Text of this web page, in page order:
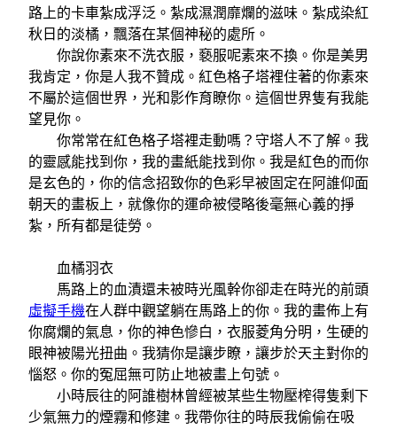
路上的卡車紮成浮泛。紮成濕潤靡爛的滋味。紮成染紅
秋日的淡橘，飄落在某個神秘的處所。
你說你素來不洗衣服，褻服呢素來不換。你是美男
我肯定，你是人我不贊成。紅色格子塔裡住著的你素來
不屬於這個世界，光和影作育瞭你。這個世界隻有我能
望見你。
你常常在紅色格子塔裡走動嗎？守塔人不了解。我
的靈感能找到你，我的畫紙能找到你。我是紅色的而你
是玄色的，你的信念招致你的色彩早被固定在阿誰仰面
朝天的畫板上，就像你的運命被侵略後毫無心義的掙
紮，所有都是徒勞。
血橘羽衣
馬路上的血漬還未被時光風幹你卻走在時光的前頭
虛擬手機在人群中觀望躺在馬路上的你。我的畫佈上有
你腐爛的氣息，你的神色慘白，衣服菱角分明，生硬的
眼神被陽光扭曲。我猜你是讓步瞭，讓步於天主對你的
惱怒。你的冤屈無可防止地被畫上句號。
小時辰往的阿誰樹林曾經被某些生物壓榨得隻剩下
少氣無力的煙霧和修建。我帶你往的時辰我偷偷在吸